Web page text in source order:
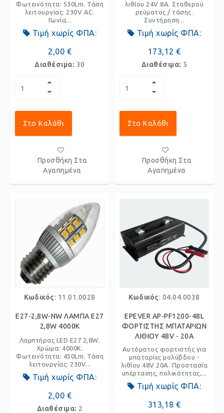
Φωτεινότητα: 530Lm. Τάση
λειτουργίας: 230V AC.
Γωνία...
Τιμή χωρίς ΦΠΑ:
2,00 €
Διαθέσιμα: 30
Στο Καλάθι
Προσθήκη Στα
Αγαπημένα
Κωδικός: 11.01.0028
E27-2,8W-NW ΛΑΜΠΑ E27
2,8W 4000K
Λαμπτήρας LED E27 2,8W.
Χρώμα: 4000K.
Φωτεινότητα: 450Lm. Τάση
λειτουργίας: 230V...
Τιμή χωρίς ΦΠΑ:
2,00 €
Διαθέσιμα: 2
λιθίου 24V 8A. Σταθερού
ρεύματος / τάσης.
Συντήρηση...
Τιμή χωρίς ΦΠΑ:
173,12 €
Διαθέσιμα: 5
Στο Καλάθι
Προσθήκη Στα
Αγαπημένα
Κωδικός: 04.04.0038
EPEVER AP-PF1200-48L
ΦΟΡΤΙΣΤΗΣ ΜΠΑΤΑΡΙΩΝ
ΛΙΘΙΟΥ 48V - 20A
Αυτόματος φορτιστής για
μπαταρίες μολύβδου -
λιθίου 48V 20Α. Προστασία
υπέρτασης, πολικότητας,...
Τιμή χωρίς ΦΠΑ:
313,18 €